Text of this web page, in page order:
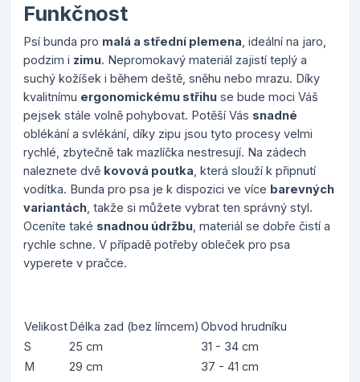
Funkčnost
Psí bunda pro malá a střední plemena , ideální na jaro,
podzim i zimu. Nepromokavý materiál zajistí teplý a
suchý kožíšek i během deště, sněhu nebo mrazu. Díky
kvalitnímu ergonomickému střihu se bude moci Váš
pejsek stále volně pohybovat. Potěší Vás snadné
oblékání a svlékání, díky zipu jsou tyto procesy velmi
rychlé, zbytečně tak mazlíčka nestresují. Na zádech
naleznete dvě kovová poutka , která slouží k připnutí
vodítka. Bunda pro psa je k dispozici ve více barevných
variantách , takže si můžete vybrat ten správný styl.
Oceníte také snadnou údržbu , materiál se dobře čistí a
rychle schne. V případě potřeby obleček pro psa
vyperete v pračce.
VelikostDélka zad (bez límcem) Obvod hrudníku
S
25 cm
31 - 34 cm
M
29 cm
37 - 41 cm